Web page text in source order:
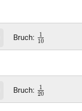
Bruch: \frac{1}
10
1
Bruch: \frac{1}
20
1